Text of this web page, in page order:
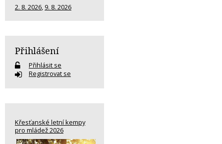
2. 8. 2026 9. 8. 2026
Přihlášení
Přihlásit se
Registrovat se
Křesťanské letní kempy
pro mládež 2026